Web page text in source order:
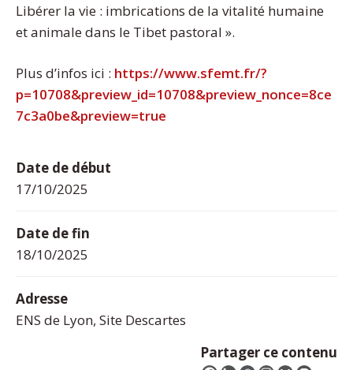
Libérer la vie : imbrications de la vitalité humaine
et animale dans le Tibet pastoral ».
Plus d’infos ici : https://www.sfemt.fr/?
p=10708&preview_id=10708&preview_nonce=8ce
7c3a0be&preview=true
Date de début
17/10/2025
Date de fin
18/10/2025
Adresse
ENS de Lyon, Site Descartes
Partager ce contenu